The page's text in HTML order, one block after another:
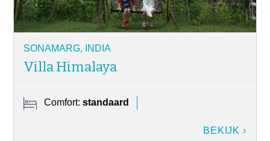
SONAMARG, INDIA
Villa Himalaya
Comfort:standaard
BEKIJK ›